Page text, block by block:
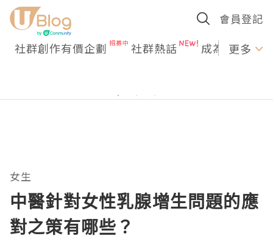
會員登記
社群創作有價企劃 社群熱話 成為U更多
女生
中醫針對女性乳腺增生問題的應
對之策有哪些？